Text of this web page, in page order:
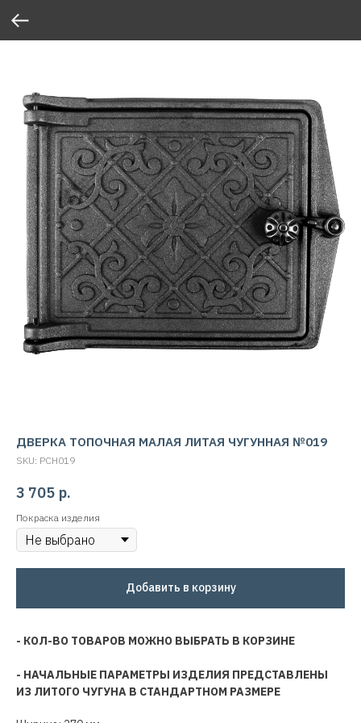
ДВЕРКА ТОПОЧНАЯ МАЛАЯ ЛИТАЯ ЧУГУННАЯ №019
SKU: PCH019
3 705 р.
Покраска изделия
Добавить в корзину
- КОЛ-ВО ТОВАРОВ МОЖНО ВЫБРАТЬ В КОРЗИНЕ
- НАЧАЛЬНЫЕ ПАРАМЕТРЫ ИЗДЕЛИЯ ПРЕДСТАВЛЕНЫ
ИЗ ЛИТОГО ЧУГУНА В СТАНДАРТНОМ РАЗМЕРЕ